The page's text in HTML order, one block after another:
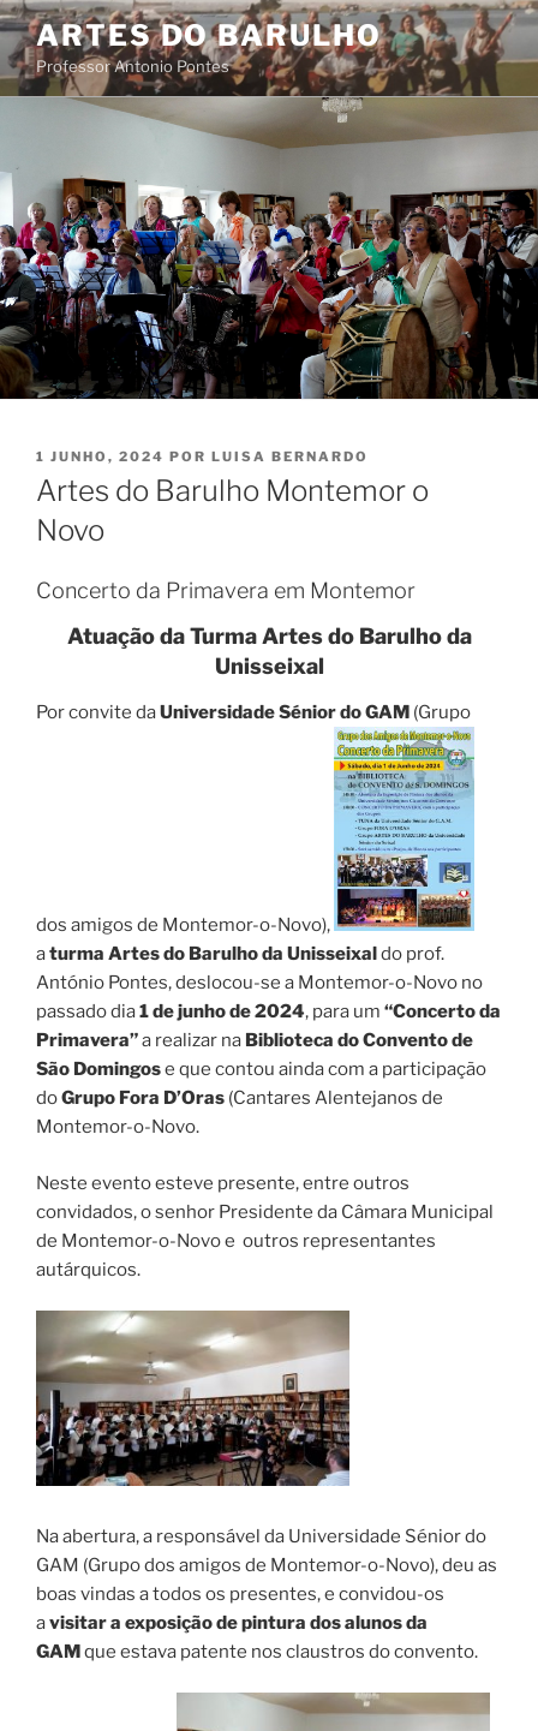
Saltar
para
o
conteúdo
ARTES DO BARULHO
Professor Antonio Pontes
PUBLICADO
EM
1 JUNHO, 2024 POR LUISA BERNARDO
Artes do Barulho Montemor o
Novo
Concerto da Primavera em Montemor
Atuação da Turma Artes do Barulho da
Unisseixal
Por convite daUniversidade Sénior do GAM (Grupo
dos amigos de Montemor-o-Novo),
aturma Artes do Barulho da Unisseixaldo prof.
António Pontes, deslocou-se a Montemor-o-Novo no
passado dia1 de junho de 2024, para um “Concerto da
Primavera”a realizar na Biblioteca do Convento de
São Domingose que contou ainda com a participação
doGrupo Fora D’Oras (Cantares Alentejanos de
Montemor-o-Novo.
Neste evento esteve presente, entre outros
convidados, o senhor Presidente da Câmara Municipal
de Montemor-o-Novo e outros representantes
autárquicos.
Na abertura, a responsável da Universidade Sénior do
GAM (Grupo dos amigos de Montemor-o-Novo), deu as
boas vindas a todos os presentes, e convidou-os
avisitar a exposição de pintura dos alunos da
GAMque estava patente nos claustros do convento.